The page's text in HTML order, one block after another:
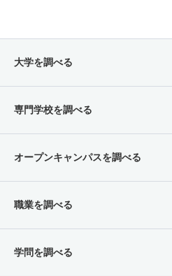
大学を調べる
専門学校を調べる
オープンキャンパスを調べる
職業を調べる
学問を調べる